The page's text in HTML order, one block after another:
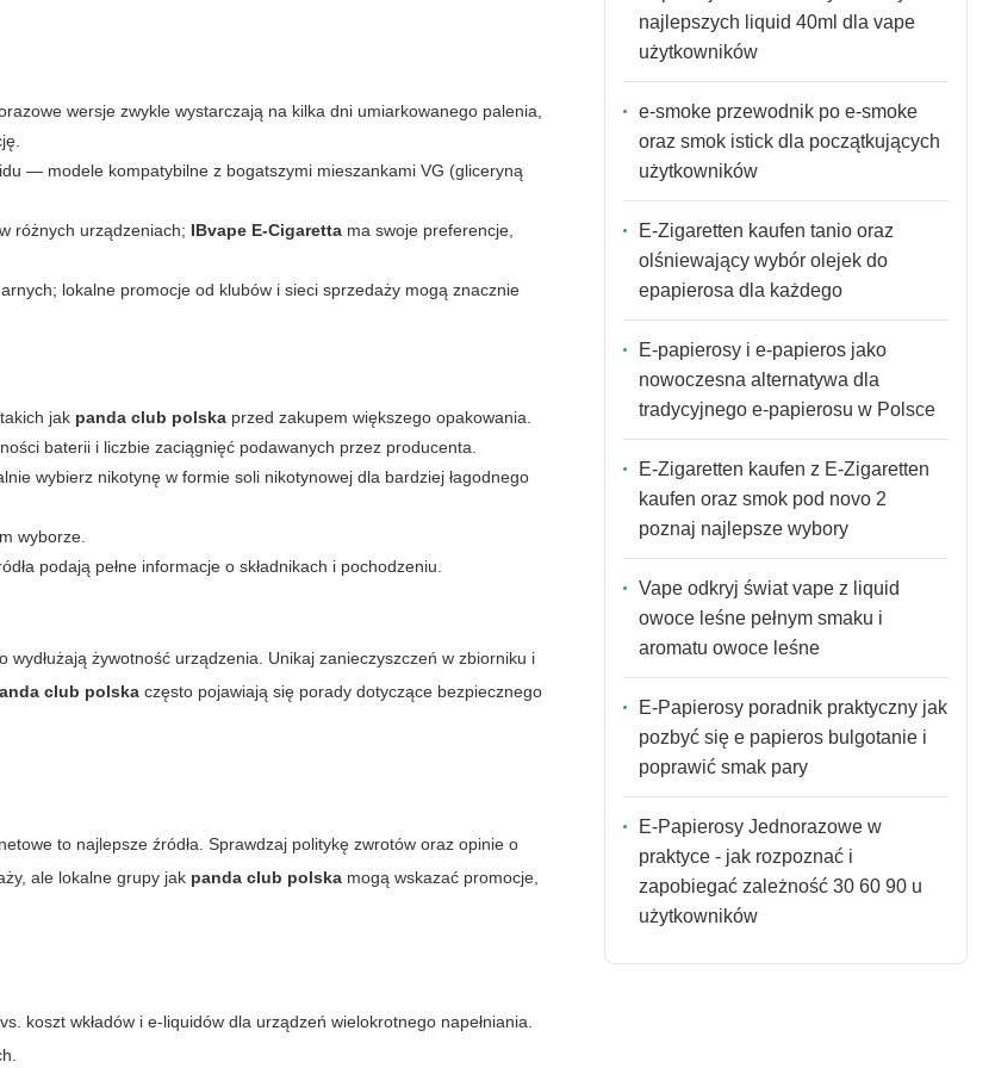
wersje zwykle wystarczają na kilka dni umiarkowanego palenia,
— modele kompatybilne z bogatszymi mieszankami VG (gliceryną
różnych urządzeniach; IBvape E-Cigaretta ma swoje preferencje,
lokalne promocje od klubów i sieci sprzedaży mogą znacznie
jak panda club polska przed zakupem większego opakowania.
baterii i liczbie zaciągnięć podawanych przez producenta.
wybierz nikotynę w formie soli nikotynowej dla bardziej łagodnego
wyborze.
podają pełne informacje o składnikach i pochodzeniu.
żywotność urządzenia. Unikaj zanieczyszczeń w zbiorniku i
club polska często pojawiają się porady dotyczące bezpiecznego
to najlepsze źródła. Sprawdzaj politykę zwrotów oraz opinie o
ale lokalne grupy jak panda club polska mogą wskazać promocje,
koszt wkładów i e-liquidów dla urządzeń wielokrotnego napełniania.
najlepszych liquid 40ml dla vape
użytkowników
e-smoke przewodnik po e-smoke
oraz smok istick dla początkujących
użytkowników
E-Zigaretten kaufen tanio oraz
olśniewający wybór olejek do
epapierosa dla każdego
E-papierosy i e-papieros jako
nowoczesna alternatywa dla
tradycyjnego e-papierosu w Polsce
E-Zigaretten kaufen z E-Zigaretten
kaufen oraz smok pod novo 2
poznaj najlepsze wybory
Vape odkryj świat vape z liquid
owoce leśne pełnym smaku i
aromatu owoce leśne
E-Papierosy poradnik praktyczny jak
pozbyć się e papieros bulgotanie i
poprawić smak pary
E-Papierosy Jednorazowe w
praktyce - jak rozpoznać i
zapobiegać zależność 30 60 90 u
użytkowników